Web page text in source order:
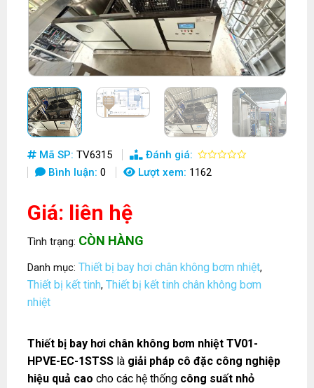
Mã SP:TV6315
Đánh giá:
Bình luận:0 Lượt xem: 1162
Giá: liên hệ
Tình trạng: CÒN HÀNG
Danh mục:Thiết bị bay hơi chân không bơm nhiệt,
Thiết bị kết tinh,Thiết bị kết tinh chân không bơm
nhiệt
Thiết bị bay hơi chân không bơm nhiệt TV01-
HPVE-EC-1STSS là giải pháp cô đặc công nghiệp
hiệu quả cao cho các hệ thống công suất nhỏ